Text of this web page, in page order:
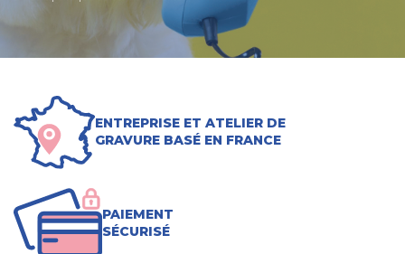
ENTREPRISE ET ATELIER DE
GRAVURE BASÉ EN FRANCE
PAIEMENT
SÉCURISÉ